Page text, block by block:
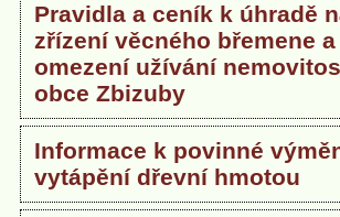
Pravidla a ceník k úhradě
zřízení věcného břemene
omezení užívání
obce Zbizuby
Informace k povinné
vytápění dřevní hmotou